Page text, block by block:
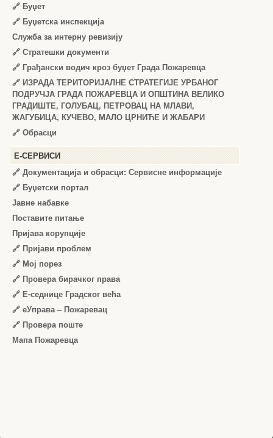
🔗 Буџет
🔗 Буџетска инспекција
Служба за интерну ревизију
🔗 Стратешки документи
🔗 Грађански водич кроз буџет Града Пожаревца
🔗 ИЗРАДА ТЕРИТОРИЈАЛНЕ СТРАТЕГИЈЕ УРБАНОГ
ПОДРУЧЈА ГРАДА ПОЖАРЕВЦА И ОПШТИНА ВЕЛИКО
ГРАДИШТЕ, ГОЛУБАЦ, ПЕТРОВАЦ НА МЛАВИ,
ЖАГУБИЦА, КУЧЕВО, МАЛО ЦРНИЋЕ И ЖАБАРИ
🔗 Обрасци
Е-СЕРВИСИ
🔗 Документација и обрасци: Сервисне информације
🔗 Буџетски портал
Јавне набавке
Поставите питање
Пријава корупције
🔗 Пријави проблем
🔗 Мој порез
🔗 Провера бирачког права
🔗 Е-седнице Градског већа
🔗 еУправа – Пожаревац
🔗 Провера поште
Мапа Пожаревца